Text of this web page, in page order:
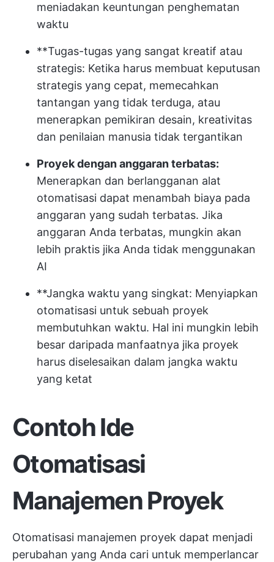
meniadakan keuntungan penghematan
waktu
**Tugas-tugas yang sangat kreatif atau
strategis: Ketika harus membuat keputusan
strategis yang cepat, memecahkan
tantangan yang tidak terduga, atau
menerapkan pemikiran desain, kreativitas
dan penilaian manusia tidak tergantikan
Proyek dengan anggaran terbatas:
Menerapkan dan berlangganan alat
otomatisasi dapat menambah biaya pada
anggaran yang sudah terbatas. Jika
anggaran Anda terbatas, mungkin akan
lebih praktis jika Anda tidak menggunakan
AI
**Jangka waktu yang singkat: Menyiapkan
otomatisasi untuk sebuah proyek
membutuhkan waktu. Hal ini mungkin lebih
besar daripada manfaatnya jika proyek
harus diselesaikan dalam jangka waktu
yang ketat
Contoh Ide
Otomatisasi
Manajemen Proyek
Otomatisasi manajemen proyek dapat menjadi
perubahan yang Anda cari untuk memperlancar